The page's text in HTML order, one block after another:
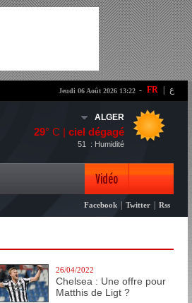
- FR ع Jeudi 06 Août 2026 13:22
ALGER
29° C | ciel dégagé
: Humidité
51
Vidéo
Photo
Facebook Twitter Rss
26/04/2022
Chelsea : Une offre pour
Matthis de Ligt ?